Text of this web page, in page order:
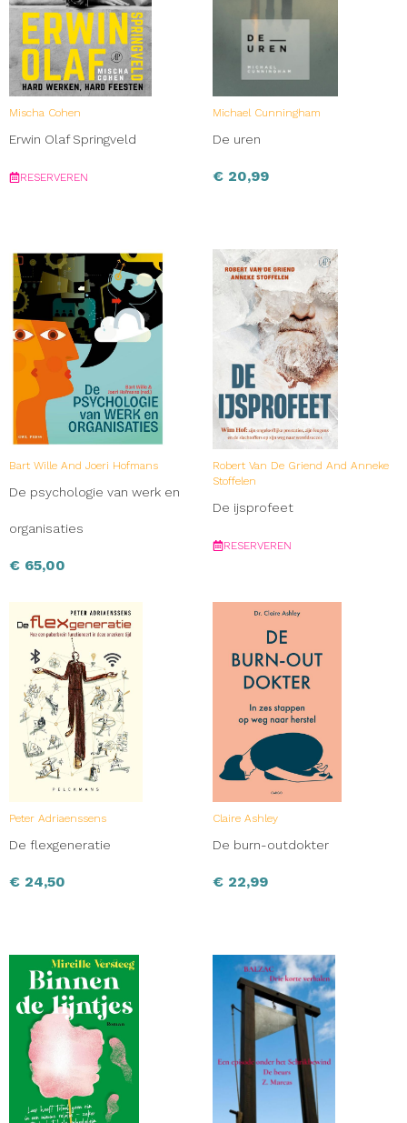
Mischa Cohen
Erwin Olaf Springveld
RESERVEREN
Michael Cunningham
De uren
€ 20,99
Bart Wille And Joeri Hofmans
De psychologie van werk en
organisaties
€ 65,00
Robert Van De Griend And Anneke
Stoffelen
De ijsprofeet
RESERVEREN
Peter Adriaenssens
De flexgeneratie
€ 24,50
Claire Ashley
De burn-outdokter
€ 22,99